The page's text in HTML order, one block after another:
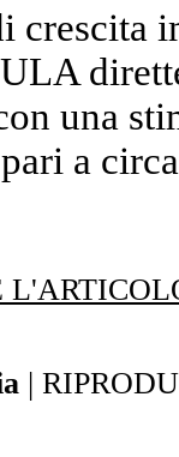
crescita
una
a
|